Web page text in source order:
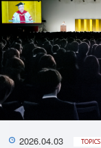
2026.04.03 TOPICS